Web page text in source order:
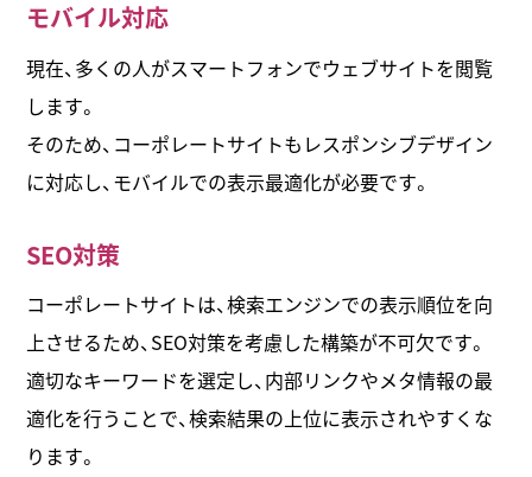
モバイル対応
現在、多くの人がスマートフォンでウェブサイトを閲覧
します。
そのため、コーポレートサイトもレスポンシブデザイン
に対応し、モバイルでの表示最適化が必要です。
SEO対策
コーポレートサイトは、検索エンジンでの表示順位を向
上させるため、SEO対策を考慮した構築が不可欠です。
適切なキーワードを選定し、内部リンクやメタ情報の最
適化を行うことで、検索結果の上位に表示されやすくな
ります。